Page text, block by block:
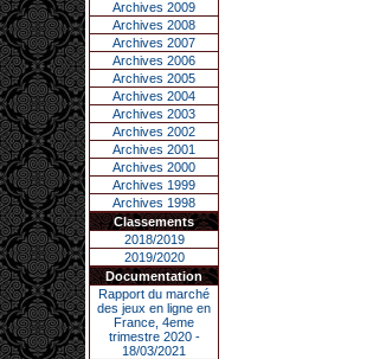
Archives 2009
Archives 2008
Archives 2007
Archives 2006
Archives 2005
Archives 2004
Archives 2003
Archives 2002
Archives 2001
Archives 2000
Archives 1999
Archives 1998
Classements
2018/2019
2019/2020
Documentation
Rapport du marché
des jeux en ligne en
France, 4eme
trimestre 2020 -
18/03/2021